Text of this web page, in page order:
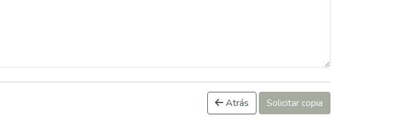
Atrás Solicitar copia